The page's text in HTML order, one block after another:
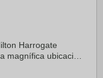
Harrogate
magnífica ubicación